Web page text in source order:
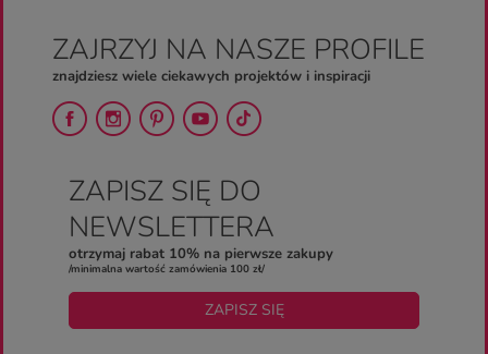
ZAJRZYJ NA NASZE PROFILE
znajdziesz wiele ciekawych projektów i inspiracji
ZAPISZ SIĘ DO
NEWSLETTERA
otrzymaj rabat 10% na pierwsze zakupy
/minimalna wartość zamówienia 100 zł/
ZAPISZ SIĘ